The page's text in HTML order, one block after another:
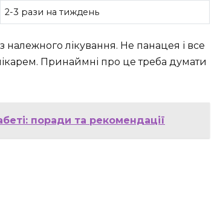
2-3 рази на тиждень
належного лікування. Не панацея і все
Принаймні про це треба думати
поради та рекомендації